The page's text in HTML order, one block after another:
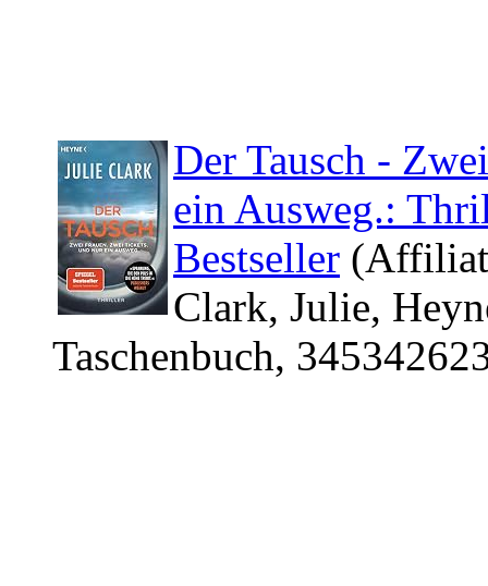
Der Tausch ‐
ein Ausweg.:
Bestseller
Clark, Julie,
Taschenbuch,